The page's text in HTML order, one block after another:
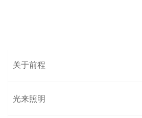
关于前程
光来照明